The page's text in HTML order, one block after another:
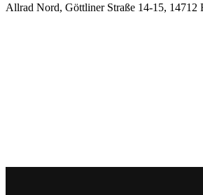
Allrad Nord, Göttliner Straße 14-15, 14712